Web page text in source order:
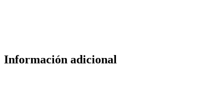
Información adicional